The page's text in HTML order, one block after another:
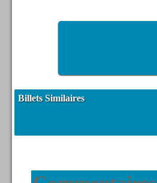
Billets Similaires